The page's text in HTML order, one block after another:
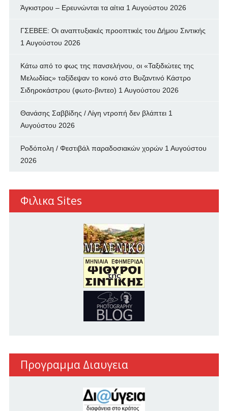
Άγκιστρου – Ερευνώνται τα αίτια 1 Αυγούστου 2026
ΓΣΕΒΕΕ: Οι αναπτυξιακές προοπτικές του Δήμου Σιντικής
1 Αυγούστου 2026
Κάτω από το φως της πανσελήνου, οι «Ταξιδιώτες της
Μελωδίας» ταξίδεψαν το κοινό στο Βυζαντινό Κάστρο
Σιδηροκάστρου (φωτο-βιντεο) 1 Αυγούστου 2026
Θανάσης Σαββίδης / Λίγη ντροπή δεν βλάπτει 1
Αυγούστου 2026
Ροδόπολη / Φεστιβάλ παραδοσιακών χορών 1 Αυγούστου
2026
Φιλικα Sites
Προγραμμα Διαυγεια